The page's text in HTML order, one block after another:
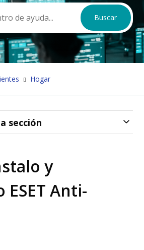
Hogar
sección
y
Anti-